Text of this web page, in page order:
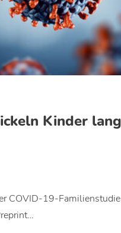
Kinder
COVID-19-